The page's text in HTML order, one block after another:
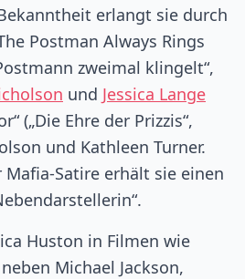
erlangt sie durch
Postman Always Rings
zweimal klingelt“,
und Jessica Lange
(„Die Ehre der Prizzis“,
und Kathleen Turner.
Mafia-Satire erhält sie einen
Huston in Filmen wie
neben Michael Jackson,